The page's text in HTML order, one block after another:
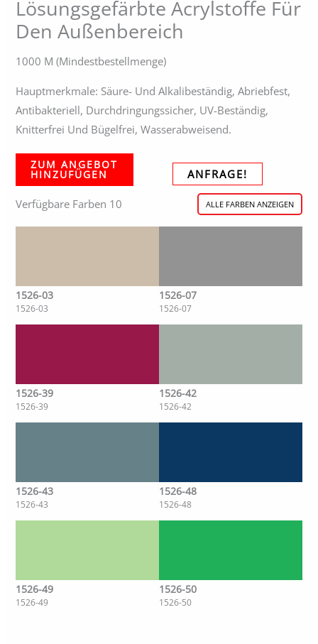
Lösungsgefärbte Acrylstoffe Für
Den Außenbereich
1000 M (Mindestbestellmenge)
Hauptmerkmale: Säure- Und Alkalibeständig, Abriebfest,
Antibakteriell, Durchdringungssicher, UV-Beständig,
Knitterfrei Und Bügelfrei, Wasserabweisend.
ZUM ANGEBOT
HINZUFÜGEN ANFRAGE!
Verfügbare Farben 10 ALLE FARBEN ANZEIGEN
1526-03
1526-03
1526-07
1526-07
1526-39
1526-39
1526-42
1526-42
1526-43
1526-43
1526-48
1526-48
1526-49
1526-49
1526-50
1526-50